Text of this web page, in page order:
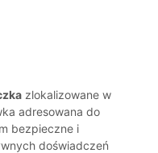
zlokalizowane w
adresowana do
bezpieczne i
doświadczeń